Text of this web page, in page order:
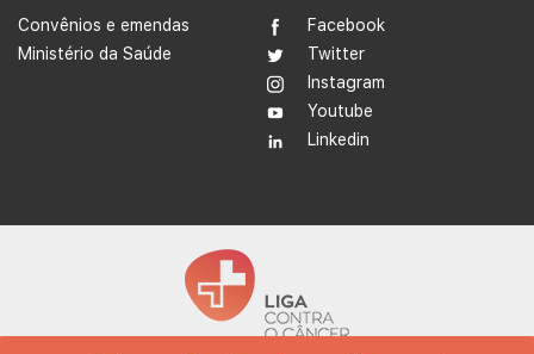
Convênios e emendas
Ministério da Saúde
Facebook
Twitter
Instagram
Youtube
Linkedin